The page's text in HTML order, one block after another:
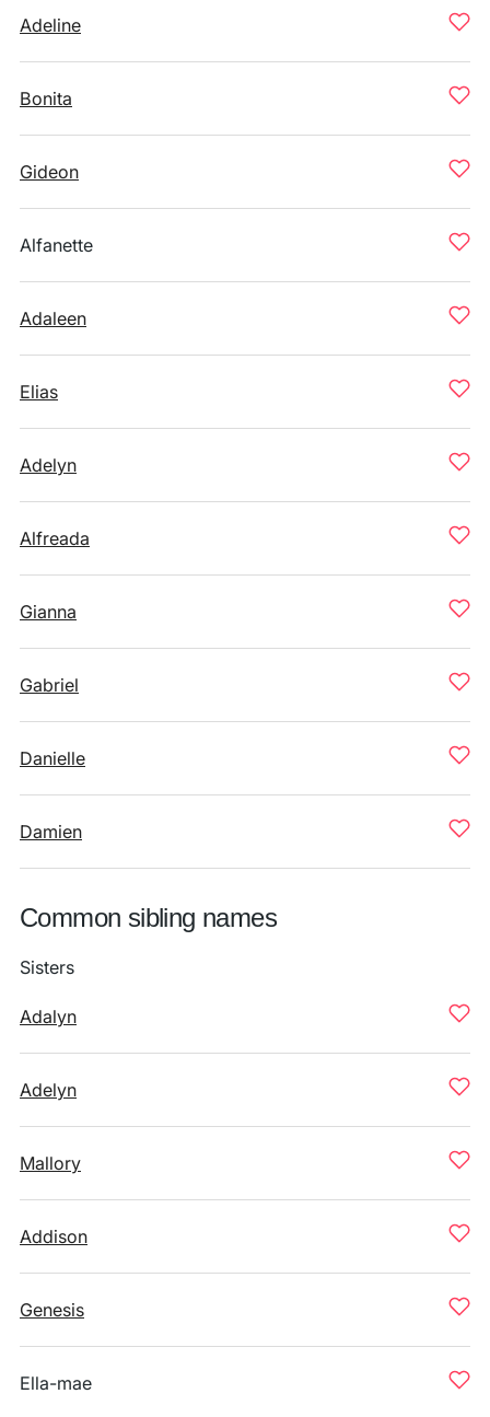
Adeline
Bonita
Gideon
Alfanette
Adaleen
Elias
Adelyn
Alfreada
Gianna
Gabriel
Danielle
Damien
Common sibling names
Sisters
Adalyn
Adelyn
Mallory
Addison
Genesis
Ella-mae